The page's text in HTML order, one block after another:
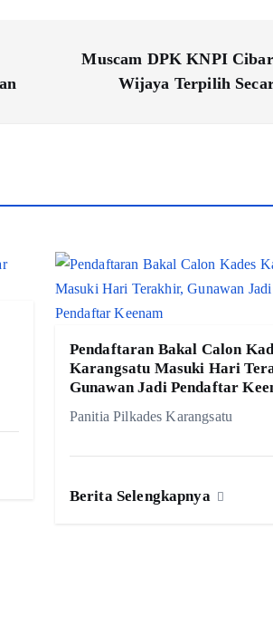
Muscam DPK KNPI
Wijaya Terpilih
Pendaftaran Bakal Calon
Karangsatu Masuki Hari
Gunawan Jadi Pendaftar
Panitia Pilkades Karangsatu
Berita Selengkapnya